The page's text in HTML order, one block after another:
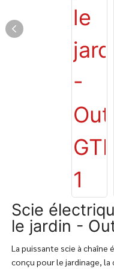
Scie
le jardin -
La puissante scie à
conçu pour le jardinage,